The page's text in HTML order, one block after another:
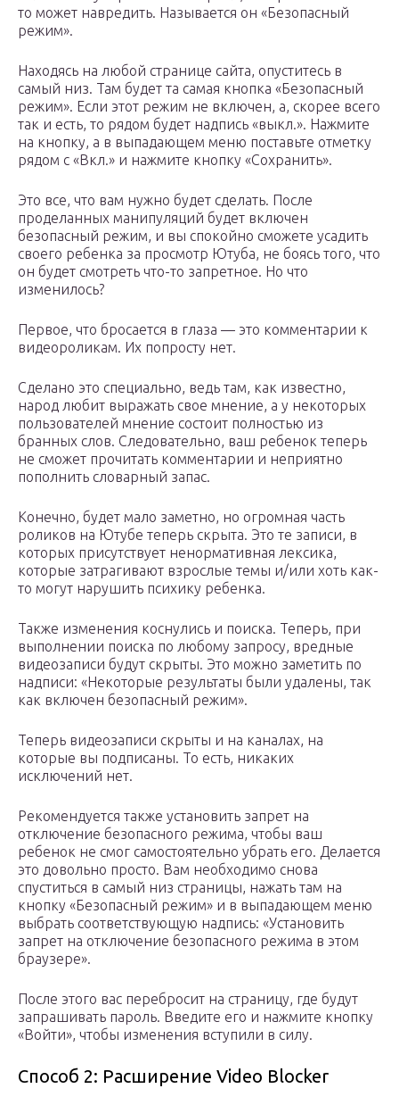
то может навредить. Называется он «Безопасный
режим».
Находясь на любой странице сайта, опуститесь в
самый низ. Там будет та самая кнопка «Безопасный
режим». Если этот режим не включен, а, скорее всего
так и есть, то рядом будет надпись «выкл.». Нажмите
на кнопку, а в выпадающем меню поставьте отметку
рядом с «Вкл.» и нажмите кнопку «Сохранить».
Это все, что вам нужно будет сделать. После
проделанных манипуляций будет включен
безопасный режим, и вы спокойно сможете усадить
своего ребенка за просмотр Ютуба, не боясь того, что
он будет смотреть что-то запретное. Но что
изменилось?
Первое, что бросается в глаза — это комментарии к
видеороликам. Их попросту нет.
Сделано это специально, ведь там, как известно,
народ любит выражать свое мнение, а у некоторых
пользователей мнение состоит полностью из
бранных слов. Следовательно, ваш ребенок теперь
не сможет прочитать комментарии и неприятно
пополнить словарный запас.
Конечно, будет мало заметно, но огромная часть
роликов на Ютубе теперь скрыта. Это те записи, в
которых присутствует ненормативная лексика,
которые затрагивают взрослые темы и/или хоть как-
то могут нарушить психику ребенка.
Также изменения коснулись и поиска. Теперь, при
выполнении поиска по любому запросу, вредные
видеозаписи будут скрыты. Это можно заметить по
надписи: «Некоторые результаты были удалены, так
как включен безопасный режим».
Теперь видеозаписи скрыты и на каналах, на
которые вы подписаны. То есть, никаких
исключений нет.
Рекомендуется также установить запрет на
отключение безопасного режима, чтобы ваш
ребенок не смог самостоятельно убрать его. Делается
это довольно просто. Вам необходимо снова
спуститься в самый низ страницы, нажать там на
кнопку «Безопасный режим» и в выпадающем меню
выбрать соответствующую надпись: «Установить
запрет на отключение безопасного режима в этом
браузере».
После этого вас перебросит на страницу, где будут
запрашивать пароль. Введите его и нажмите кнопку
«Войти», чтобы изменения вступили в силу.
Способ 2: Расширение Video Blocker